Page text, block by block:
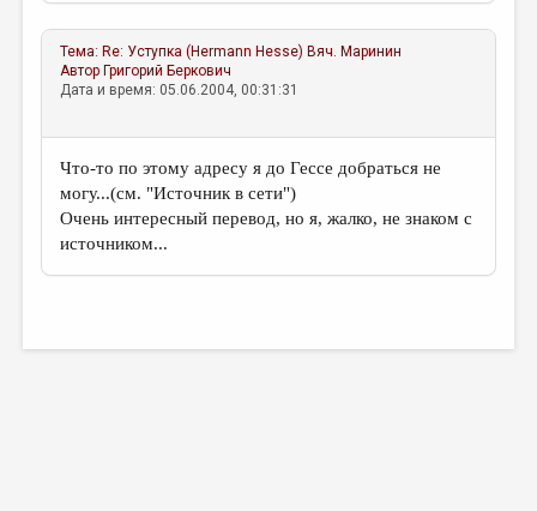
ЭССЕИСТИКА
ЛИТЕРАТУРОВЕДЕНИЕ
РЕЦЕНЗИРОВАНИЕ
ЦИКЛЫ ПУБЛИКАЦИЙ
ТРЕДИАКОВСКИЙ
Тема: Re: Уступка (Hermann Hesse) Вяч. Маринин
Автор Григорий Беркович
Дата и время: 05.06.2004, 00:31:31
Что-то по этому адресу я до Гессе добраться не
могу...(см. "Источник в сети")
Очень интересный перевод, но я, жалко, не знаком с
источником...